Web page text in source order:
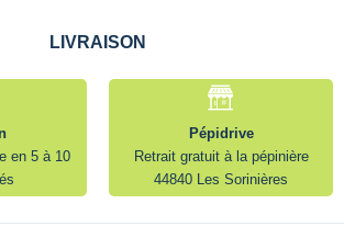
LIVRAISON
en 5 à 10
Pépidrive
Retrait gratuit à la pépinière
44840 Les Sorinières